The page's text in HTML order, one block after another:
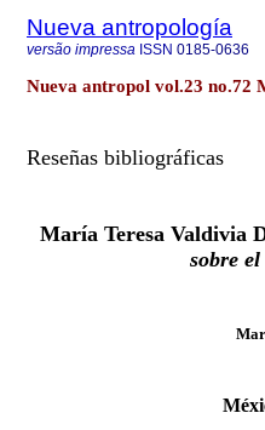
Nueva antropología
versão impressa ISSN 0185-0636
Nueva antropol vol.23 no.72
Reseñas bibliográficas
María Teresa Valdivia
sobre